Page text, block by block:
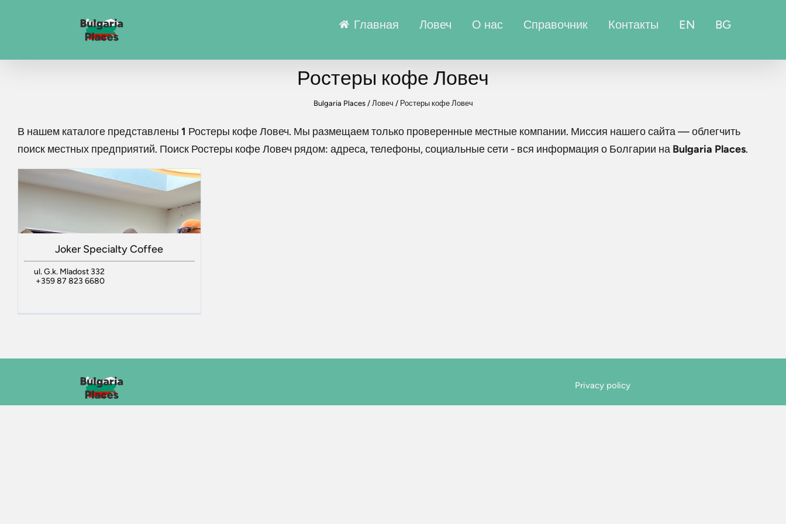
Главная Ловеч О нас Справочник Контакты EN BG
Ростеры кофе Ловеч
Bulgaria Places/ Ловеч / Ростеры кофе Ловеч
В нашем каталоге представлены 1 Ростеры кофе Ловеч. Мы размещаем только проверенные местные компании. Миссия нашего сайта — облегчить
поиск местных предприятий. Поиск Ростеры кофе Ловеч рядом: адреса, телефоны, социальные сети - вся информация о Болгарии на Bulgaria Places.
Joker Specialty Coffee
ul. G.k. Mladost 332
+359 87 823 6680
Privacy policy